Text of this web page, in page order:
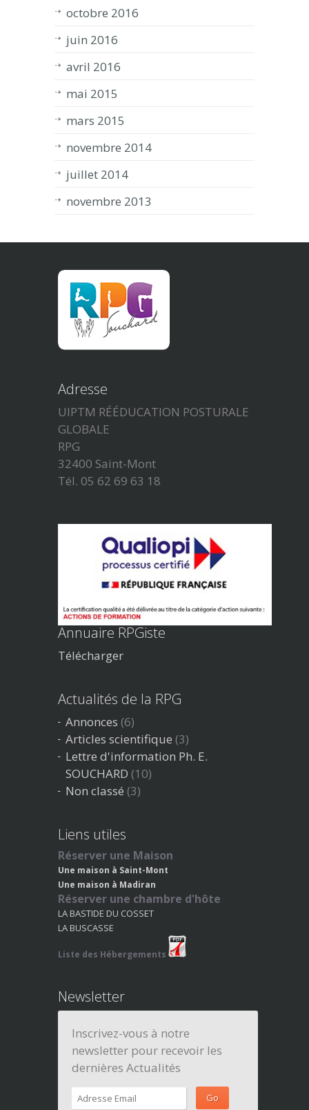
octobre 2016
juin 2016
avril 2016
mai 2015
mars 2015
novembre 2014
juillet 2014
novembre 2013
Adresse
UIPTM RÉÉDUCATION POSTURALE
GLOBALE
RPG
32400 Saint-Mont
Tél. 05 62 69 63 18
Annuaire RPGiste
Télécharger
Actualités de la RPG
Annonces (6)
Articles scientifique (3)
Lettre d'information Ph. E.
SOUCHARD (10)
Non classé (3)
Liens utiles
Réserver une Maison
Une maison à Saint-Mont
Une maison à Madiran
Réserver une chambre d'hôte
LA BASTIDE DU COSSET
LA BUSCASSE
Liste des Hébergements
Newsletter
Inscrivez-vous à notre
newsletter pour recevoir les
dernières Actualités